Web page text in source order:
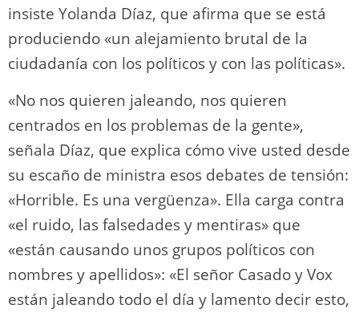
insiste Yolanda Díaz, que afirma que se está
produciendo «un alejamiento brutal de la
ciudadanía con los políticos y con las políticas».
«No nos quieren jaleando, nos quieren
centrados en los problemas de la gente»,
señala Díaz, que explica cómo vive usted desde
su escaño de ministra esos debates de tensión:
«Horrible. Es una vergüenza». Ella carga contra
«el ruido, las falsedades y mentiras» que
«están causando unos grupos políticos con
nombres y apellidos»: «El señor Casado y Vox
están jaleando todo el día y lamento decir esto,